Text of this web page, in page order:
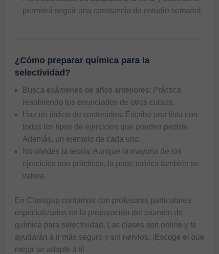
permitirá seguir una constancia de estudio semanal.
¿Cómo preparar química para la
selectividad?
Busca exámenes de años anteriores: Práctica
resolviendo los enunciados de otros cursos.
Haz un índice de contenidos: Escribe una lista con
todos los tipos de ejercicios que pueden pedirte.
Además, un ejemplo de cada uno.
No olvides la teoría: Aunque la mayoría de los
ejercicios son prácticos, la parte teórica también se
valora.
En Classgap contamos con profesores particulares
especializados en la preparación del examen de
química para selectividad. Las clases son online y te
ayudarán a ir más seguro y sin nervios. ¡Escoge el que
mejor se adapte a ti!